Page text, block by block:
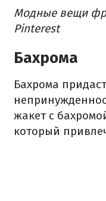
Модные вещи
Pinterest
Бахрома
Бахрома
жакет с
который